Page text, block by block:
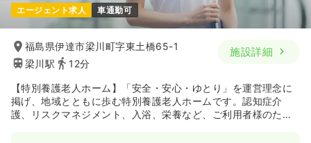
エージェント求人 車通勤可
福島県伊達市梁川町字東土橋65-1
梁川駅
12分
施設詳細
【特別養護老人ホーム】「安全・安心・ゆとり」を運営理念に
掲げ、地域とともに歩む特別養護老人ホームです。認知症介
護、リスクマネジメント、入浴、栄養など、ご利用者様のため